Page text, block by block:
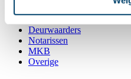
Deurwaarders
Notarissen
MKB
Overige